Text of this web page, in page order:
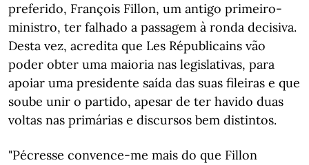
preferido, François Fillon, um antigo primeiro-
ministro, ter falhado a passagem à ronda decisiva.
Desta vez, acredita que Les Républicains vão
poder obter uma maioria nas legislativas, para
apoiar uma presidente saída das suas fileiras e que
soube unir o partido, apesar de ter havido duas
voltas nas primárias e discursos bem distintos.
"Pécresse convence-me mais do que Fillon